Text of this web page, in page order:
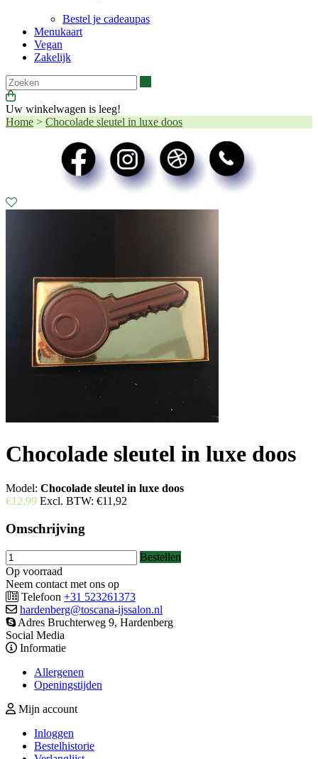
Bestel je cadeaupas
Menukaart
Vegan
Zakelijk
Uw winkelwagen is leeg!
Home > Chocolade sleutel in luxe doos
Chocolade sleutel in luxe doos
Model: Chocolade sleutel in luxe doos
€12,99 Excl. BTW: €11,92
Omschrijving
Bestellen
Op voorraad
Neem contact met ons op
Telefoon +31 523261373
hardenberg@toscana-ijssalon.nl
Adres Bruchterweg 9, Hardenberg
Social Media
Informatie
Allergenen
Openingstijden
Mijn account
Inloggen
Bestelhistorie